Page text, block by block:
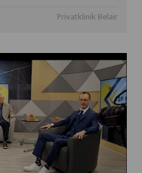
Privatklinik Belair